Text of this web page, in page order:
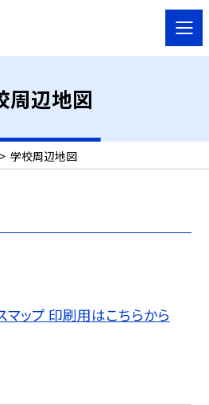
周辺地図
> 学校周辺地図
ップ 印刷用はこちらから